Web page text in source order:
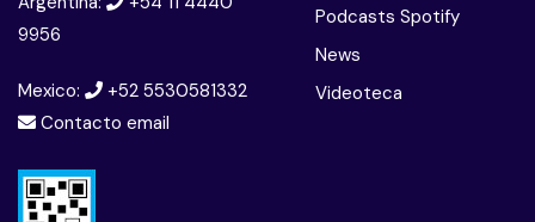
Esquizofrenia. diagnostico y tratamiento
Introduccion a la neuropsicologia
Licencias psiquiatricas
9956
Mexico:
+52 5530581332
Contacto email
Podcasts Spotify
News
Videoteca